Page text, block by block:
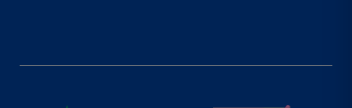
política de privacidad